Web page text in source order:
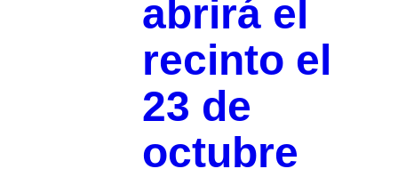
abrirá el
recinto el
23 de
octubre